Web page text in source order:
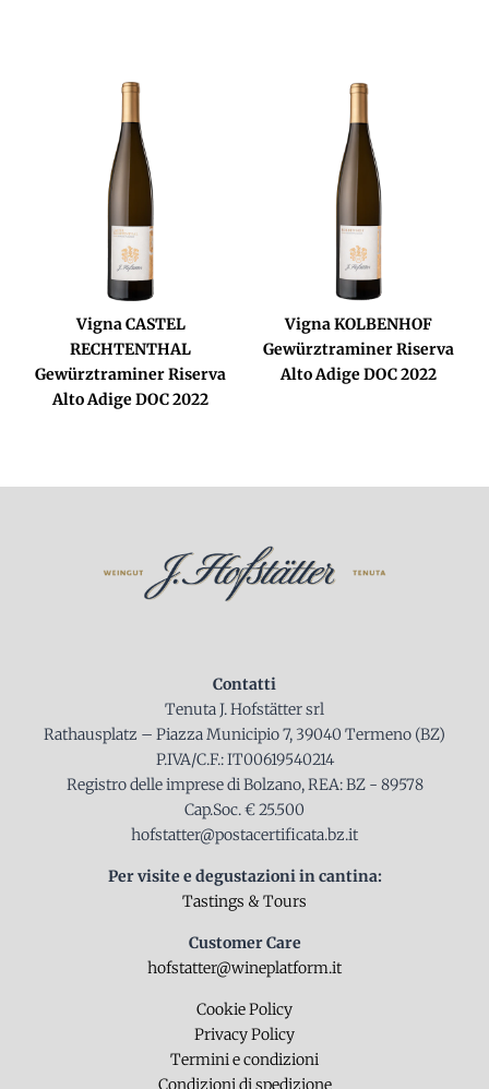
Vigna CASTEL
RECHTENTHAL
Gewürztraminer Riserva
Alto Adige DOC 2022
Vigna KOLBENHOF
Gewürztraminer Riserva
Alto Adige DOC 2022
Contatti
Tenuta J. Hofstätter srl
Rathausplatz – Piazza Municipio 7, 39040 Termeno (BZ)
P.IVA/C.F.: IT00619540214
Registro delle imprese di Bolzano, REA: BZ - 89578
Cap.Soc. € 25.500
hofstatter@postacertificata.bz.it
Per visite e degustazioni in cantina:
Tastings & Tours
Customer Care
hofstatter@wineplatform.it
Cookie Policy
Privacy Policy
Termini e condizioni